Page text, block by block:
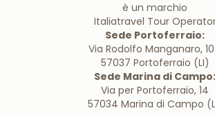
è un marchio
Italiatravel Tour
Sede Portoferraio:
Via Rodolfo Manganaro,
57037 Portoferraio (LI)
Sede Marina di Campo:
Via per Portoferraio, 14
57034 Marina di Campo